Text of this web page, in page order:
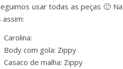
usar todas as peças 🙂
Carolina:
Body com gola: Zippy
Casaco de malha: Zippy